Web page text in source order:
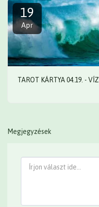
19
Apr
TAROT KÁRTYA 04.19. - VÍZ
Megjegyzések